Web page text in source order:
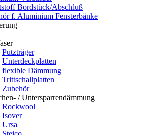
Bordstück/Abschluß
f. Aluminium Fensterbänke
Putzträger
Unterdeckplatten
flexible Dämmung
Trittschallplatten
Zubehör
/ Untersparrendämmung
Rockwool
Isover
Ursa